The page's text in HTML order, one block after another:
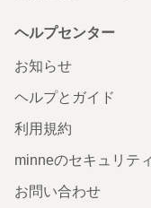
ヘルプセンター
お知らせ
ヘルプとガイド
利用規約
minneのセキュリティ
お問い合わせ